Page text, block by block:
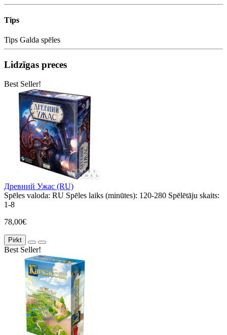
Tips
Tips Galda spēles
Lidzīgas preces
Best Seller!
Древний Ужас (RU)
Spēles valoda: RU Spēles laiks (minūtes): 120-280 Spēlētāju skaits:
1-8
78,00€
Pirkt
Best Seller!